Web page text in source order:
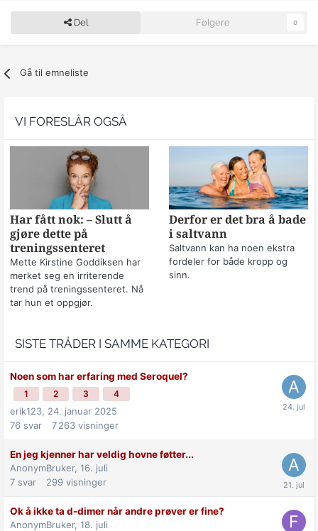
Del Følgere 0
Gå til emneliste
VI FORESLÅR OGSÅ
Har fått nok: – Slutt å
gjøre dette på
treningssenteret
Mette Kirstine Goddiksen har
merket seg en irriterende
trend på treningssenteret. Nå
tar hun et oppgjør.
Derfor er det bra å bade
i saltvann
Saltvann kan ha noen ekstra
fordeler for både kropp og
sinn.
SISTE TRÅDER I SAMME KATEGORI
Noen som har erfaring med Seroquel?
1 2 3 4
erik123, 24. januar 2025
76 svar 7 263 visninger
En jeg kjenner har veldig hovne føtter...
AnonymBruker, 16. juli
7 svar 299 visninger
Ok å ikke ta d-dimer når andre prøver er fine?
AnonymBruker, 18. juli